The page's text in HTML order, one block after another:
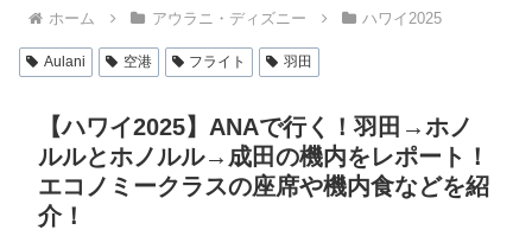
ホーム アウラニ・ディズニー ハワイ2025
Aulani 空港 フライト 羽田
【ハワイ2025】ANAで行く！羽田→ホノ
ルルとホノルル→成田の機内をレポート！
エコノミークラスの座席や機内食などを紹
介！